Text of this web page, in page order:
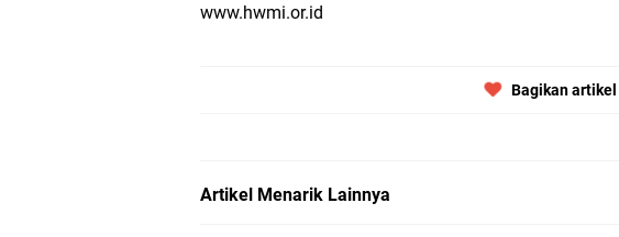
www.hwmi.or.id
Bagikan
Artikel Menarik Lainnya